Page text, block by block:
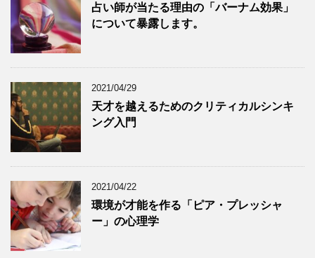
占い師が当たる理由の「バーナム効果」
について暴露します。
2021/04/29
天才を越えるためのクリティカルシンキ
ング入門
2021/04/22
環境が才能を作る「ピア・プレッシャ
ー」の心理学